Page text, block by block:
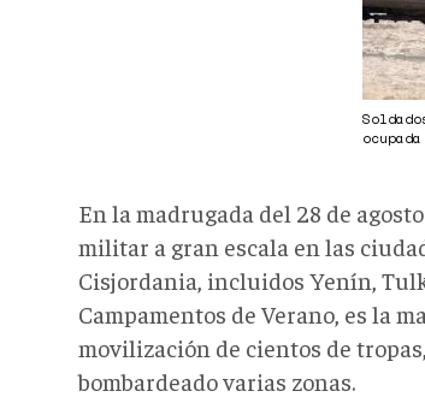
ocupada
En la madrugada del 28 de
militar a gran escala en las
Cisjordania, incluidos Yenín,
Campamentos de Verano, es la
movilización de cientos de
bombardeado varias zonas.